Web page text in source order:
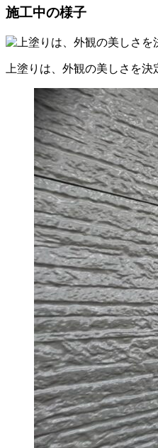
施工中の様子
上塗りは、外観の美しさを決